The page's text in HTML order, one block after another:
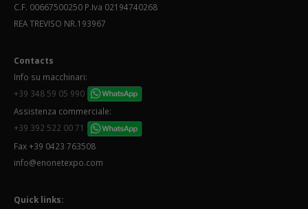
C.F. 00667500250 P.Iva 02194740268
REA TREVISO NR.193967
Contacts
Info su macchinari:
+39 348 59 05 990
Assistenza commerciale:
+39 392 522 00 71
Fax +39 0423 763508
info@enonetexpo.com
Quick links: